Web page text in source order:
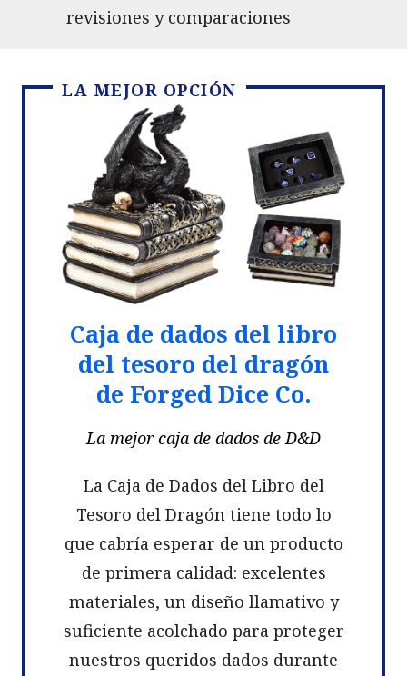
revisiones y comparaciones
LA MEJOR OPCIÓN
Caja de dados del libro
del tesoro del dragón
de Forged Dice Co.
La mejor caja de dados de D&D
La Caja de Dados del Libro del
Tesoro del Dragón tiene todo lo
que cabría esperar de un producto
de primera calidad: excelentes
materiales, un diseño llamativo y
suficiente acolchado para proteger
nuestros queridos dados durante